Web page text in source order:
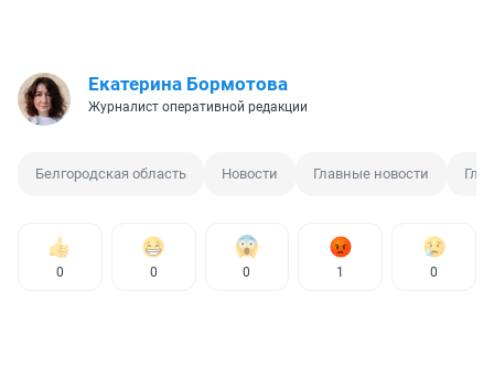
Екатерина Бормотова
Журналист оперативной редакции
Белгородская область Новости Главные новости
0 0 0 1 0